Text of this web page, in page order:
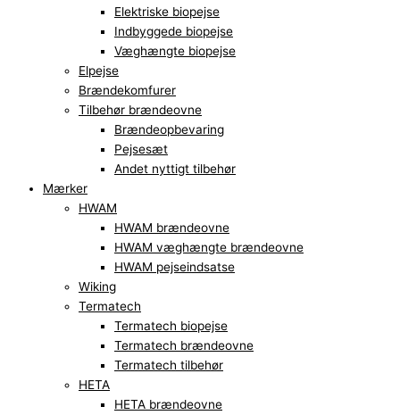
Elektriske biopejse
Indbyggede biopejse
Væghængte biopejse
Elpejse
Brændekomfurer
Tilbehør brændeovne
Brændeopbevaring
Pejsesæt
Andet nyttigt tilbehør
Mærker
HWAM
HWAM brændeovne
HWAM væghængte brændeovne
HWAM pejseindsatse
Wiking
Termatech
Termatech biopejse
Termatech brændeovne
Termatech tilbehør
HETA
HETA brændeovne